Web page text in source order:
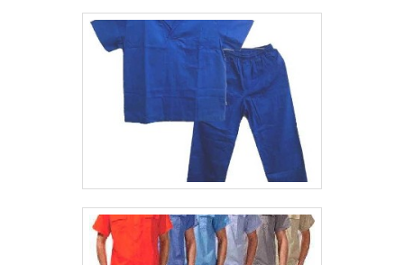
comentado, compreender a importância do
uniforme NR10 é fundamental para
assegurar a segurança e a saúde dos
trabalhadores que lidam com eletricidade.
Além disso, esse uniforme deve estar de
acordo com as exigências legais
estabelecidas pela norma regulamentadora
10, evitando possíveis penalidades e
multas às empresas.